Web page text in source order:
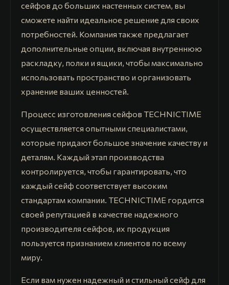
сейфов до больших настенных систем, вы
сможете найти идеальное решение для своих
потребностей. Компания также предлагает
дополнительные опции, включая внутреннюю
раскладку, полки и ящики, чтобы максимально
использовать пространство и организовать
хранение ваших ценностей.
Процесс изготовления сейфов TECHNICTIME
осуществляется опытными специалистами,
которые придают большое значение качеству и
деталям. Каждый этап производства
контролируется, чтобы гарантировать, что
каждый сейф соответствует высоким
стандартам компании. TECHNICTIME гордится
своей репутацией в качестве надежного
производителя сейфов, их продукция
пользуется признанием клиентов по всему
миру.
Если вам нужен надежный и стильный сейф для